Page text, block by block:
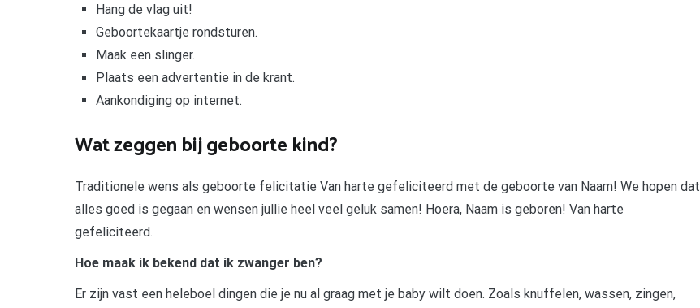
Hang de vlag uit!
Geboortekaartje rondsturen.
Maak een slinger.
Plaats een advertentie in de krant.
Aankondiging op internet.
Wat zeggen bij geboorte kind?
Traditionele wens als geboorte felicitatie Van harte gefeliciteerd met de geboorte van Naam! We hopen dat
alles goed is gegaan en wensen jullie heel veel geluk samen! Hoera, Naam is geboren! Van harte
gefeliciteerd.
Hoe maak ik bekend dat ik zwanger ben?
Er zijn vast een heleboel dingen die je nu al graag met je baby wilt doen. Zoals knuffelen, wassen, zingen,